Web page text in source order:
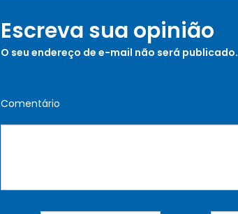
Escreva sua opinião
O seu endereço de e-mail não será publicado.
Comentário